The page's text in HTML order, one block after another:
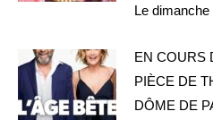
Le
EN COURS
PIÈCE DE
DÔME DE